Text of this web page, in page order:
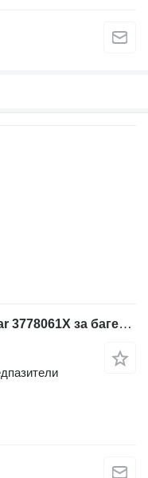
Кутия с предпазители Caterpillar 3778061X за багер Caterpillar 320E 312E 323E 324E 316E 336E 329E 349E 320F 330F 340F 390F 312F 352F 313F 323F 374F 325F 335F 316F 326F 336F 318F 329F 349F M320F M322F M323F M315F M316F M317F M318F MH3022 MH3024 MH3026 MH3295